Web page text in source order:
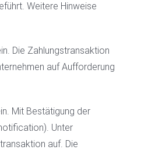
Weitere Hinweise
Die Zahlungstransaktion
auf Aufforderung
Mit Bestätigung der
Unter
auf. Die